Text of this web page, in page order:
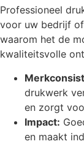
Professioneel
voor uw bedrijf
waarom het de
kwaliteitsvolle
drukwerk
en zorgt
Impact:
en maakt